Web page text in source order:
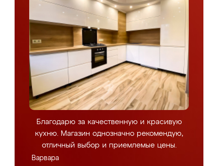
Благодарю за качественную и красивую
кухню. Магазин однозначно рекомендую,
отличный выбор и приемлемые цены.
Варвара